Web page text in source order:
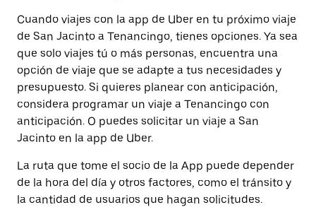
Cuando viajes con la app de Uber en tu próximo viaje
de San Jacinto a Tenancingo, tienes opciones. Ya sea
que solo viajes tú o más personas, encuentra una
opción de viaje que se adapte a tus necesidades y
presupuesto. Si quieres planear con anticipación,
considera programar un viaje a Tenancingo con
anticipación. O puedes solicitar un viaje a San
Jacinto en la app de Uber.
La ruta que tome el socio de la App puede depender
de la hora del día y otros factores, como el tránsito y
la cantidad de usuarios que hagan solicitudes.